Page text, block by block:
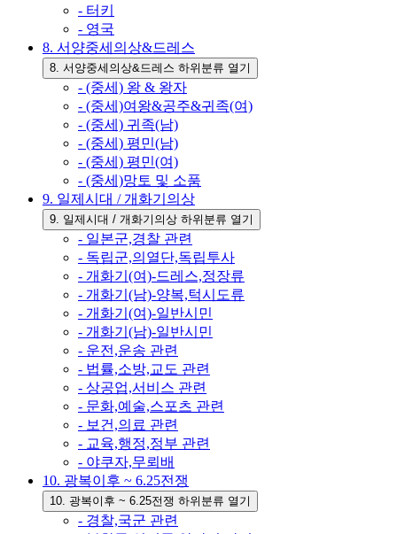
- 터키
- 영국
8. 서양중세의상&드레스
8. 서양중세의상&드레스 하위분류 열기
- (중세) 왕 & 왕자
- (중세)여왕&공주&귀족(여)
- (중세) 귀족(남)
- (중세) 평민(남)
- (중세) 평민(여)
- (중세)망토 및 소품
9. 일제시대 / 개화기의상
9. 일제시대 / 개화기의상 하위분류 열기
- 일본군,경찰 관련
- 독립군,의열단,독립투사
- 개화기(여)-드레스,정장류
- 개화기(남)-양복,턱시도류
- 개화기(여)-일반시민
- 개화기(남)-일반시민
- 운전,운송 관련
- 법률,소방,교도 관련
- 상공업,서비스 관련
- 문화,예술,스포츠 관련
- 보건,의료 관련
- 교육,행정,정부 관련
- 야쿠자,무뢰배
10. 광복이후 ~ 6.25전쟁
10. 광복이후 ~ 6.25전쟁 하위분류 열기
- 경찰,국군 관련